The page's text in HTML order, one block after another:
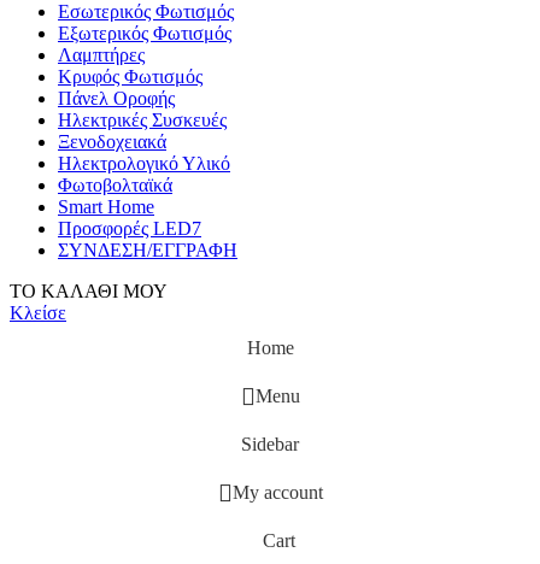
Εσωτερικός Φωτισμός
Εξωτερικός Φωτισμός
Λαμπτήρες
Κρυφός Φωτισμός
Πάνελ Οροφής
Ηλεκτρικές Συσκευές
Ξενοδοχειακά
Ηλεκτρολογικό Υλικό
Φωτοβολταϊκά
Smart Home
Προσφορές LED7
ΣΥΝΔΕΣΗ/ΕΓΓΡΑΦΗ
ΤΟ ΚΑΛΑΘΙ ΜΟΥ
Κλείσε
Home
Menu
Sidebar
My account
Cart